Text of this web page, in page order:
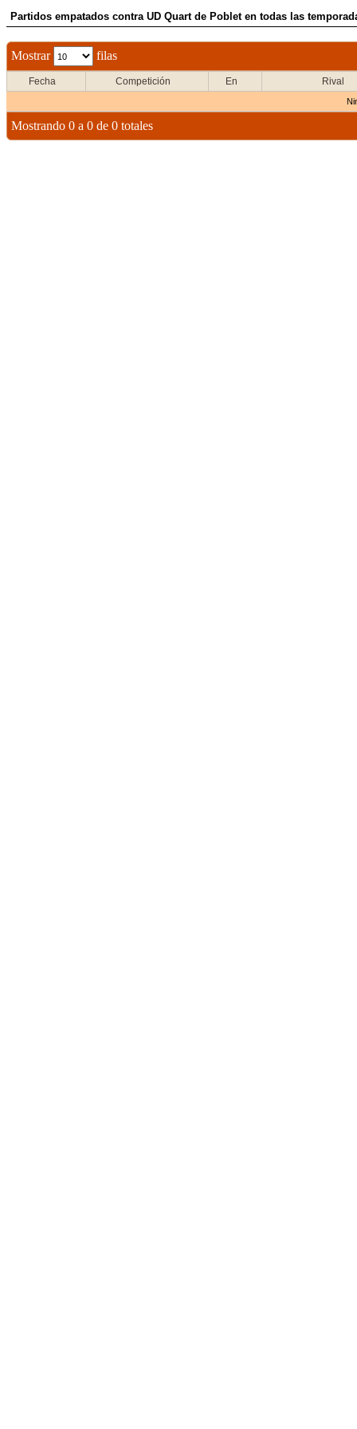
Partidos empatados contra UD Quart de Poblet en todas las
Mostrar filas
Fecha Competición En Rival
Mostrando 0 a 0 de 0 totales